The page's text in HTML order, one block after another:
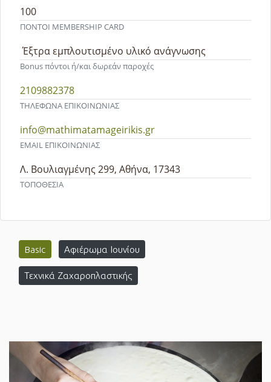
ΠΟΝΤΟΙ MEMBERSHIP CARD
100
Bonus πόντοι ή/και δωρεάν παροχές
Έξτρα εμπλουτισμένο υλικό ανάγνωσης
ΤΗΛΕΦΩΝΑ ΕΠΙΚΟΙΝΩΝΙΑΣ
2109882378
EMAIL ΕΠΙΚΟΙΝΩΝΙΑΣ
info@mathimatamageirikis.gr
ΤΟΠΟΘΕΣΙΑ
Λ. Βουλιαγμένης 299, Αθήνα, 17343
Basic Αφιέρωμα Ιουνίου
Τεχνικά Ζαχαροπλαστικής